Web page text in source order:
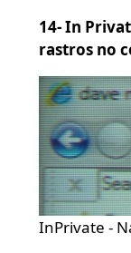
14- In
rastros no
InPrivate -